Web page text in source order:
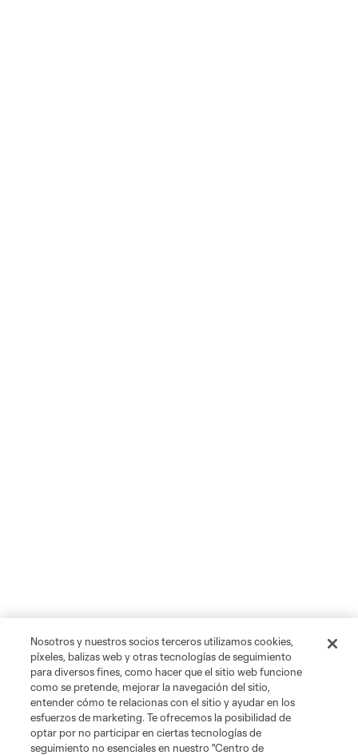
Nosotros y nuestros socios terceros utilizamos cookies,
píxeles, balizas web y otras tecnologías de seguimiento
para diversos fines, como hacer que el sitio web funcione
como se pretende, mejorar la navegación del sitio,
entender cómo te relacionas con el sitio y ayudar en los
esfuerzos de marketing. Te ofrecemos la posibilidad de
optar por no participar en ciertas tecnologías de
seguimiento no esenciales en nuestro "Centro de